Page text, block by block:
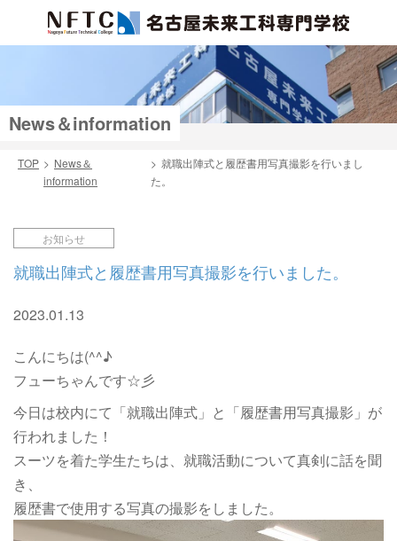
News＆information
TOP
News＆
information
就職出陣式と履歴書用写真撮影を行いまし
た。
お知らせ
就職出陣式と履歴書用写真撮影を行いました。
2023.01.13
こんにちは(^^♪
フューちゃんです☆彡
今日は校内にて「就職出陣式」と「履歴書用写真撮影」が
行われました！
スーツを着た学生たちは、就職活動について真剣に話を聞
き、
履歴書で使用する写真の撮影をしました。